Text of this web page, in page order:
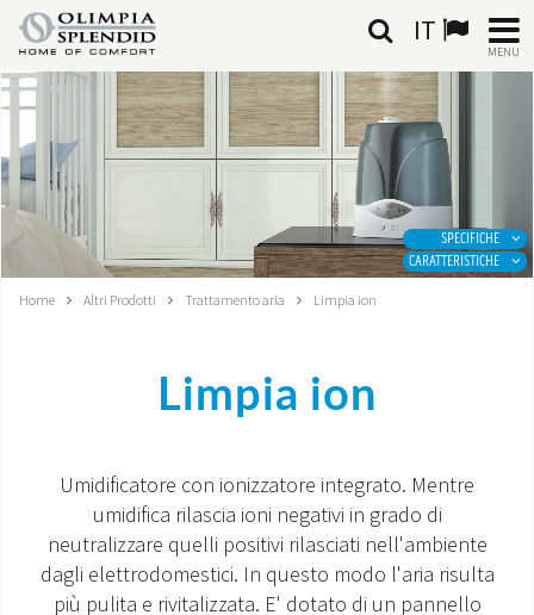
IT
MENU
ITALIANO
HOME
CLIMATIZZAZIONE
RISCALDAMENTO
MONDO OS
SPECIFICHE
CARATTERISTICHE
Home Altri Prodotti Trattamento aria Limpia ion
Limpia ion
Umidificatore con ionizzatore integrato. Mentre
umidifica rilascia ioni negativi in grado di
neutralizzare quelli positivi rilasciati nell'ambiente
dagli elettrodomestici. In questo modo l'aria risulta
più pulita e rivitalizzata. E' dotato di un pannello